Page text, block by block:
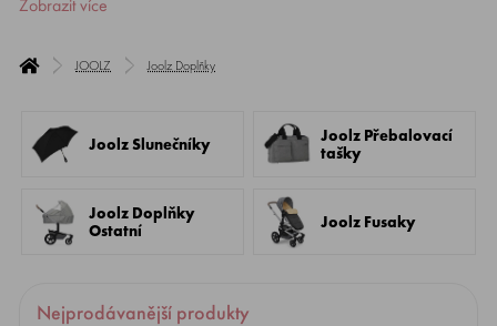
Zobrazit více
JOOLZ Joolz Doplňky
Joolz Slunečníky
Joolz Přebalovací
tašky
Joolz Doplňky
Ostatní
Joolz Fusaky
Nejprodávanější produkty